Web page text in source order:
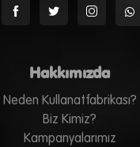
Hakkımızda
Neden Kullanatfabrikası?
Biz Kimiz?
Kampanyalarımız